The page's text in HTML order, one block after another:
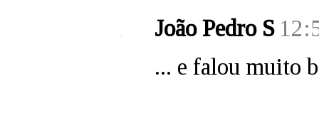
João Pedro S
... e falou muito